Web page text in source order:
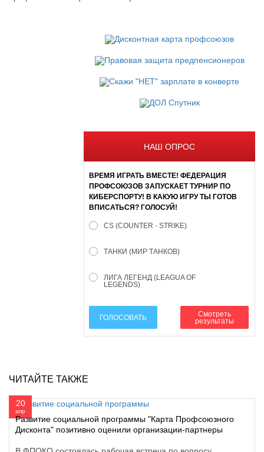
НАШ ОПРОС
ВРЕМЯ ИГРАТЬ ВМЕСТЕ! ФЕДЕРАЦИЯ
ПРОФСОЮЗОВ ЗАПУСКАЕТ ТУРНИР ПО
КИБЕРСПОРТУ! В КАКУЮ ИГРУ ТЫ ГОТОВ
ВПИСАТЬСЯ? ГОЛОСУЙ!
CS (COUNTER - STRIKE)
ТАНКИ (МИР ТАНКОВ)
ЛИГА ЛЕГЕНД (LEAGUA OF
LEGENDS)
ГОЛОСОВАТЬ
Смотреть
результаты
ЧИТАЙТЕ ТАКЖЕ
20
апр
Развитие социальной программы "Карта Профсоюзного
Дисконта" позитивно оценили организации-партнеры